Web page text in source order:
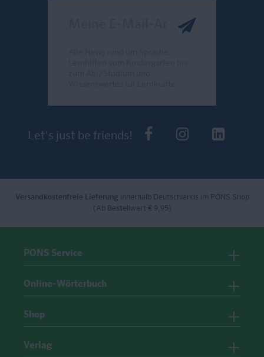
Let's just be friends! PONS beiPONS bei
Versandkostenfreie Lieferung innerhalb Deutschlands im PONS Shop
(Ab Bestellwert € 9,95)
PONS Service
Online-Wörterbuch
Shop
Verlag